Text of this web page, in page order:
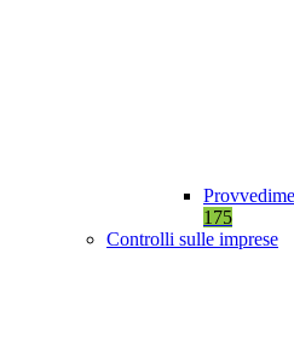
175
Controlli sulle imprese